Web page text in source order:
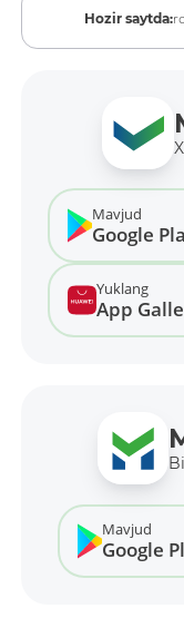
Hozir saytda:
Mavjud
Google
Yuklang
App
Mavjud
Google